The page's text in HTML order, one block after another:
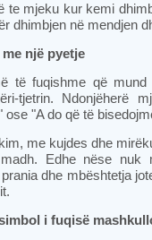
te mjeku kur kemi
dhimbjen në mendjen
një pyetje
të fuqishme që
tjetrin. Ndonjëherë
ose "A do që të
me kujdes dhe
Edhe nëse nuk
dhe mbështetja
i fuqisë